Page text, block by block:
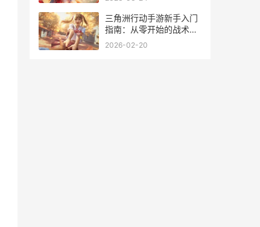
三角洲行动手游新手入门
指南：从零开始的战术生
存手册
2026-02-20